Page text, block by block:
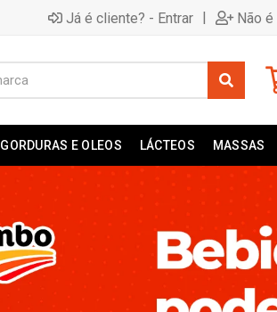
Já é cliente? - Entrar | Não
GORDURAS E OLEOS LÁCTEOS MASSAS